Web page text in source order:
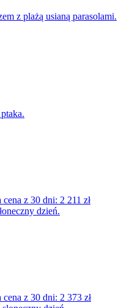
cena z 30 dni: 2 211 zł
cena z 30 dni: 2 373 zł